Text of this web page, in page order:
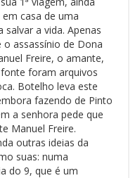
casa de uma
a vida. Apenas
assassínio de Dona
Freire, o amante,
foram arquivos
Botelho leva este
fazendo de Pinto
a senhora pede que
Manuel Freire.
outras ideias da
suas: numa
do 9, que é um